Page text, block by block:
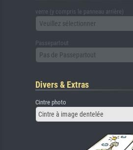
verre (y compris le panneau arrière)
Veuillez sélectionner
Passepartout
Pas de Passepartout
Divers & Extras
Cintre photo
Cintre à image dentelée